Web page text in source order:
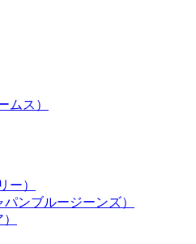
ムス）
ー）
パンブルージーンズ）